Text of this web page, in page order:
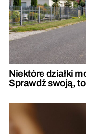
Niektóre działki
Sprawdź swoją,